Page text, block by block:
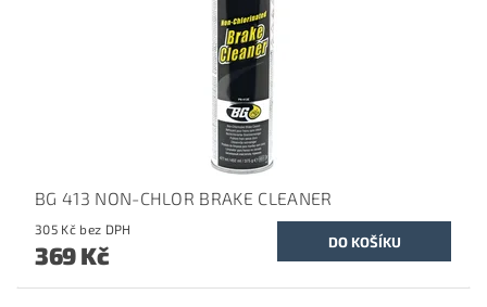
BG 413 NON-CHLOR BRAKE CLEANER
305 Kč bez DPH
369 Kč